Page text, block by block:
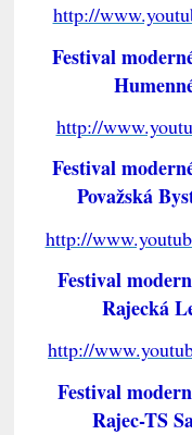
http://
Festival
http://
Festival
Považská
http://
Festival
Rajecká
http://
Festival
Rajec-TS